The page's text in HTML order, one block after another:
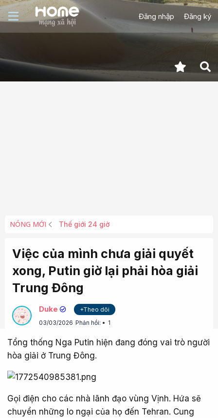
Đăng nhập Đăng ký
NÓNG MỚI Thế giới 24 giờ
Việc của mình chưa giải quyết
xong, Putin giờ lại phải hòa giải
Trung Đông
Duke
+Theo dõi
03/03/2026 Phản hồi: 1
Tổng thống Nga Putin hiện đang đóng vai trò người
hòa giải ở Trung Đông.
Gọi điện cho các nhà lãnh đạo vùng Vịnh. Hứa sẽ
chuyển những lo ngại của họ đến Tehran. Cung